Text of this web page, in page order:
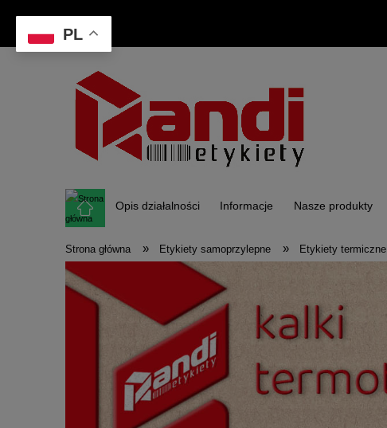
Opis działalności Informacje Nasze produkty
Strona główna » Etykiety samoprzylepne » Etykiety termiczne
PL